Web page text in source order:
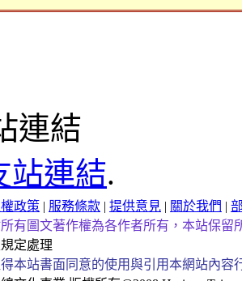
連結
站連結.
政策 | 服務條款 | 提供意見 | 關於我們 |
有圖文著作權為各作者所有，本站保留
定處理
本站書面同意的使用與引用本網站內